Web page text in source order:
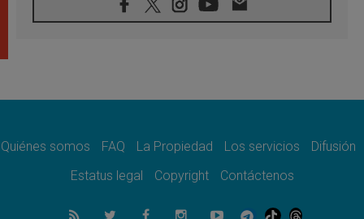
07.08.2026
Tagle: La guerra desfigura el mundo, solo la
como misión al servicio del Evangelio
SIGNIS 2026, dar voz a las religiosas en el
07.08.2026
Quiénes somos FAQ La Propiedad Los servicios
Difusión
Estatus legal
Copyright Contáctenos